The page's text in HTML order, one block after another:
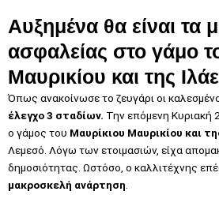
Αυξημένα θα είναι τα
ασφαλείας στο γάμο
Μαυρικίου και της
Όπως ανακοίνωσε το ζευγάρι οι
έλεγχο 3 σταδίων. Την επόμενη Κυριακή
ο γάμος του Μαυρίκιου Μαυρικίου και
Λεμεσό. Λόγω των ετοιμασιών, είχα
δημοσιότητας. Ωστόσο, ο καλλιτέχνης
μακροσκελή ανάρτηση.